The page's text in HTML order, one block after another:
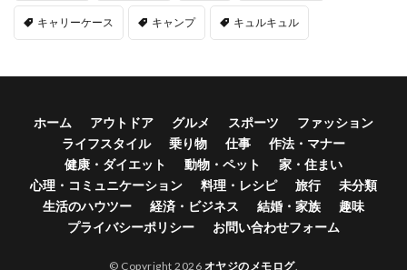
キャリーケース キャンプ キュルキュル
ホーム アウトドア グルメ スポーツ
ファッション
ライフスタイル
乗り物 仕事
作法・マナー
健康・ダイエット
動物・ペット
家・住まい
心理・コミュニケーション
料理・レシピ 旅行
未分類
生活のハウツー
経済・ビジネス 結婚・家族
趣味
プライバシーポリシー
お問い合わせフォーム
© Copyright 2026 オヤジのメモログ.